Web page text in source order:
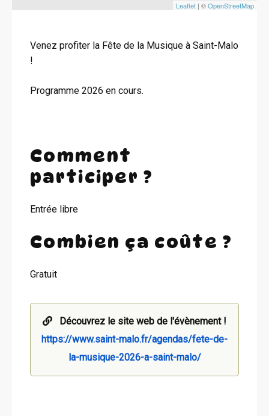
Leaflet | ©OpenStreetMap
Venez profiter la Fête de la Musique à Saint-Malo
!
Programme 2026 en cours.
Comment
participer ?
Entrée libre
Combien ça coûte ?
Gratuit
Découvrez le site web de l'évènement !
https://www.saint-malo.fr/agendas/fete-de-
la-musique-2026-a-saint-malo/